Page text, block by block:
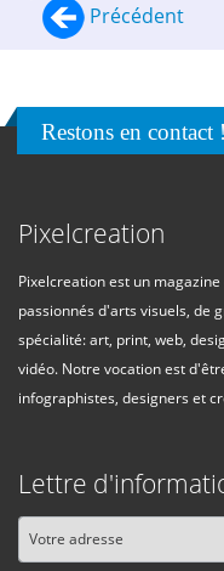
Précédent
Restons en contact !
Pixelcreation
Pixelcreation est un
passionnés d'arts visuels, de
spécialité: art, print, web,
vidéo. Notre vocation est
infographistes, designers et
Lettre